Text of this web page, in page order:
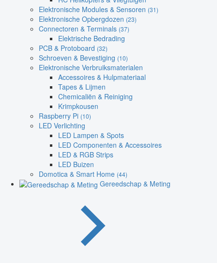
Elektronische Modules & Sensoren (31)
Elektronische Opbergdozen (23)
Connectoren & Terminals (37)
Elektrische Bedrading
PCB & Protoboard (32)
Schroeven & Bevestiging (10)
Elektronische Verbruiksmaterialen
Accessoires & Hulpmateriaal
Tapes & Lijmen
Chemicaliën & Reiniging
Krimpkousen
Raspberry Pi (10)
LED Verlichting
LED Lampen & Spots
LED Componenten & Accessoires
LED & RGB Strips
LED Buizen
Domotica & Smart Home (44)
Gereedschap & Meting